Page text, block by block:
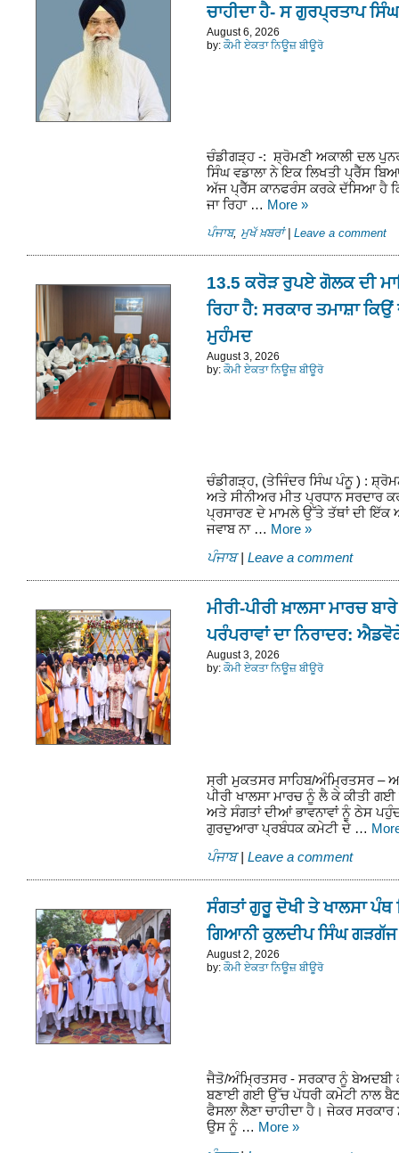
ਚਾਹੀਦਾ ਹੈ- ਸ ਗੁਰਪ੍ਰਤਾਪ
August 6, 2026
by: ਕੌਮੀ ਏਕਤਾ ਨਿਊਜ਼ ਬੀਊਰੋ
ਚੰਡੀਗੜ੍ਹ -: ਸ਼੍ਰੋਮਣੀ ਅਕਾਲੀ ਦਲ
ਸਿੰਘ ਵਡਾਲਾ ਨੇ ਇਕ ਲਿਖਤੀ ਪ੍ਰੈੱਸ
ਅੱਜ ਪ੍ਰੈੱਸ ਕਾਨਫਰੰਸ ਕਰਕੇ ਦੱਸਿਆ ਹੈ
ਜਾ ਰਿਹਾ … More »
ਪੰਜਾਬ, ਮੁਖੱ ਖ਼ਬਰਾਂ | Leave a comment
13.5 ਕਰੋੜ ਰੁਪਏ ਗੋਲਕ ਦੀ
ਰਿਹਾ ਹੈ: ਸਰਕਾਰ ਤਮਾਸ਼ਾ
ਮੁਹੰਮਦ
August 3, 2026
by: ਕੌਮੀ ਏਕਤਾ ਨਿਊਜ਼ ਬੀਊਰੋ
ਚੰਡੀਗੜ੍ਹ, (ਤੇਜਿੰਦਰ ਸਿੰਘ ਪੰਨੂ ) :
ਅਤੇ ਸੀਨੀਅਰ ਮੀਤ ਪ੍ਰਧਾਨ ਸਰਦਾਰ
ਪ੍ਰਸਾਰਣ ਦੇ ਮਾਮਲੇ ਉੱਤੇ ਤੱਥਾਂ ਦੀ ਇੱਕ
ਜਵਾਬ ਨਾ … More »
ਪੰਜਾਬ | Leave a comment
ਮੀਰੀ-ਪੀਰੀ ਖ਼ਾਲਸਾ ਮਾਰਚ
ਪਰੰਪਰਾਵਾਂ ਦਾ ਨਿਰਾਦਰ:
August 3, 2026
by: ਕੌਮੀ ਏਕਤਾ ਨਿਊਜ਼ ਬੀਊਰੋ
ਸ੍ਰੀ ਮੁਕਤਸਰ ਸਾਹਿਬ/ਅੰਮ੍ਰਿਤਸਰ –
ਪੀਰੀ ਖਾਲਸਾ ਮਾਰਚ ਨੂੰ ਲੈ ਕੇ ਕੀਤੀ
ਅਤੇ ਸੰਗਤਾਂ ਦੀਆਂ ਭਾਵਨਾਵਾਂ ਨੂੰ ਠੇਸ
ਗੁਰਦੁਆਰਾ ਪ੍ਰਬੰਧਕ ਕਮੇਟੀ ਦੇ …
ਪੰਜਾਬ | Leave a comment
ਸੰਗਤਾਂ ਗੁਰੂ ਦੋਖੀ ਤੇ ਖਾਲਸਾ ਪੰਥ
ਗਿਆਨੀ ਕੁਲਦੀਪ ਸਿੰਘ ਗੜਗੱਜ
August 2, 2026
by: ਕੌਮੀ ਏਕਤਾ ਨਿਊਜ਼ ਬੀਊਰੋ
ਜੈਤੋ/ਅੰਮ੍ਰਿਤਸਰ - ਸਰਕਾਰ ਨੂੰ ਬੇਅਦਬੀ
ਬਣਾਈ ਗਈ ਉੱਚ ਪੱਧਰੀ ਕਮੇਟੀ ਨਾਲ
ਫੈਸਲਾ ਲੈਣਾ ਚਾਹੀਦਾ ਹੈ। ਜੇਕਰ
ਉਸ ਨੂੰ … More »